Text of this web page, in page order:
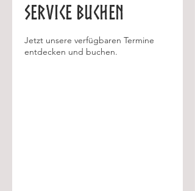
Service buchen
Jetzt unsere verfügbaren Termine
entdecken und buchen.